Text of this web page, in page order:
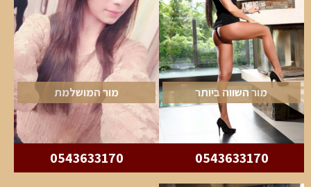
מור השווה ביותר
0543633170
מור המושלמת
0543633170